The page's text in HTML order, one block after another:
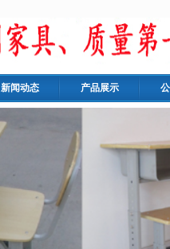
新闻动态 产品展示